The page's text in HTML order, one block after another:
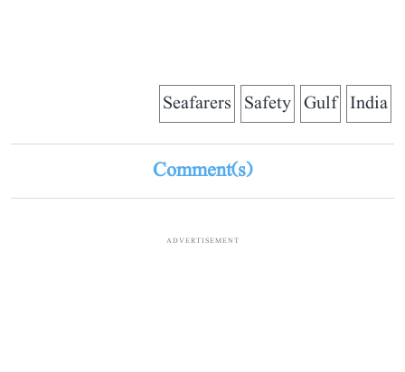
India
Gulf
Safety
Seafarers
Comment(s)
ADVERTISEMENT